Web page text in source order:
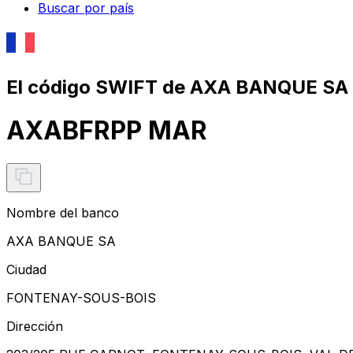
Buscar por país
El código SWIFT de AXA BANQUE SA
AXABFRPP MAR
Nombre del banco
AXA BANQUE SA
Ciudad
FONTENAY-SOUS-BOIS
Dirección